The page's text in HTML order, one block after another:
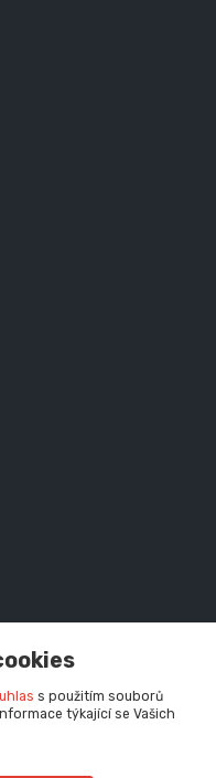
s použitím souborů
týkající se Vašich